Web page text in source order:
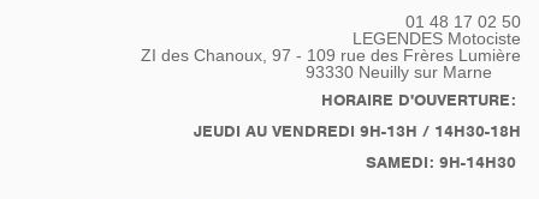
Vidange Complète Boite,
Système de freinage
01 48 17 02 50
LEGENDES Motociste
ZI des Chanoux, 97 - 109 rue des Frères Lumière
93330 Neuilly sur Marne
HORAIRE D'OUVERTURE:
JEUDI AU VENDREDI 9H-13H / 14H30-18H
SAMEDI: 9H-14H30